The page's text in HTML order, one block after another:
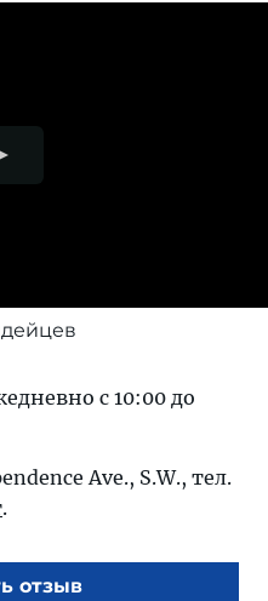
с 10:00 до
Ave., S.W., тел.
.
отзыв